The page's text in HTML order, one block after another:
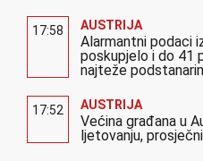
17:58 AUSTRIJA
Alarmantni podaci
poskupjelo i do 41
najteže
17:52 AUSTRIJA
Većina građana u
ljetovanju,